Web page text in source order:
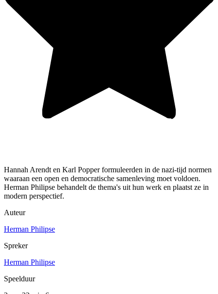
Hannah Arendt en Karl Popper formuleerden in de nazi-tijd normen
waaraan een open en democratische samenleving moet voldoen.
Herman Philipse behandelt de thema's uit hun werk en plaatst ze in
modern perspectief.
Auteur
Herman Philipse
Spreker
Herman Philipse
Speelduur